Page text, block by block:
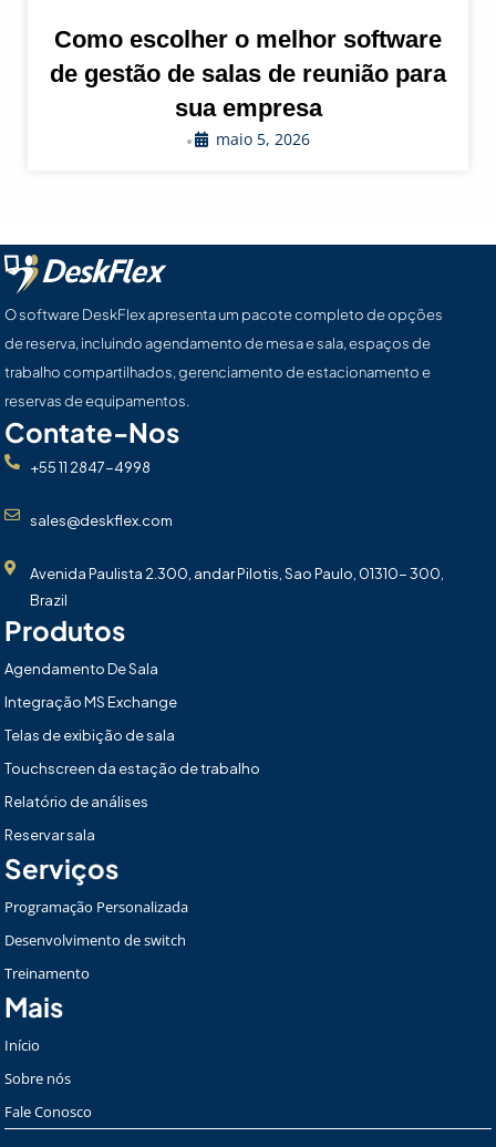
Como escolher o melhor software
de gestão de salas de reunião para
sua empresa
• maio 5, 2026
O software DeskFlex apresenta um pacote completo de opções
de reserva, incluindo agendamento de mesa e sala, espaços de
trabalho compartilhados, gerenciamento de estacionamento e
reservas de equipamentos.
Contate-Nos
+55 11 2847-4998
sales@deskflex.com
Avenida Paulista 2.300, andar Pilotis, Sao Paulo, 01310- 300,
Brazil
Produtos
Agendamento De Sala
Integração MS Exchange
Telas de exibição de sala
Touchscreen da estação de trabalho
Relatório de análises
Reservar sala
Serviços
Programação Personalizada
Desenvolvimento de switch
Treinamento
Mais
Início
Sobre nós
Fale Conosco